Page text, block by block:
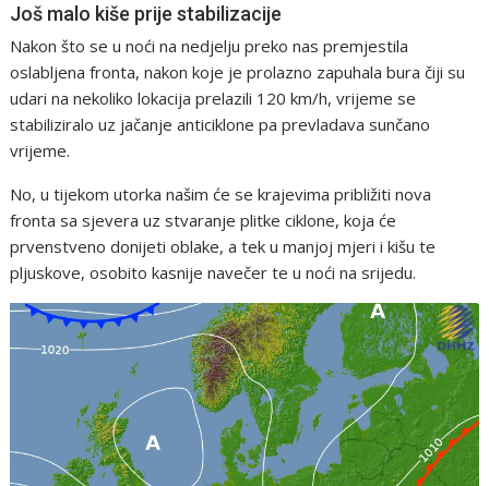
Još malo kiše prije stabilizacije
Nakon što se u noći na nedjelju preko nas premjestila
oslabljena fronta, nakon koje je prolazno zapuhala bura čiji su
udari na nekoliko lokacija prelazili 120 km/h, vrijeme se
stabiliziralo uz jačanje anticiklone pa prevladava sunčano
vrijeme.
No, u tijekom utorka našim će se krajevima približiti nova
fronta sa sjevera uz stvaranje plitke ciklone, koja će
prvenstveno donijeti oblake, a tek u manjoj mjeri i kišu te
pljuskove, osobito kasnije navečer te u noći na srijedu.